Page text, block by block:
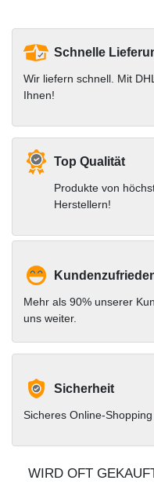
Schnelle
Wir liefern schnell. Mit
Ihnen!
Top Qualität
Produkte von
Herstellern!
Mehr als 90% unserer
uns weiter.
Sicherheit
Sicheres Online-
WIRD OFT